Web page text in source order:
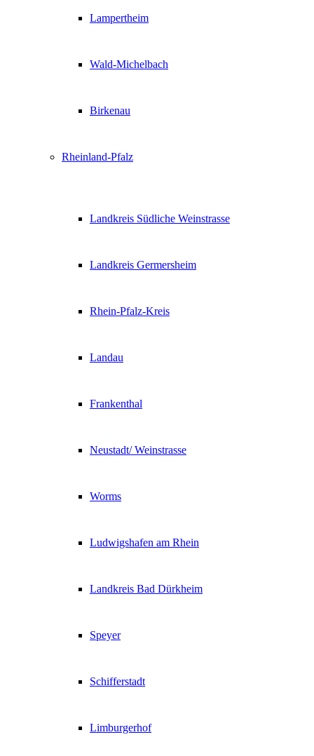
Lampertheim
Wald-Michelbach
Birkenau
Rheinland-Pfalz
Landkreis Südliche Weinstrasse
Landkreis Germersheim
Rhein-Pfalz-Kreis
Landau
Frankenthal
Neustadt/ Weinstrasse
Worms
Ludwigshafen am Rhein
Landkreis Bad Dürkheim
Speyer
Schifferstadt
Limburgerhof